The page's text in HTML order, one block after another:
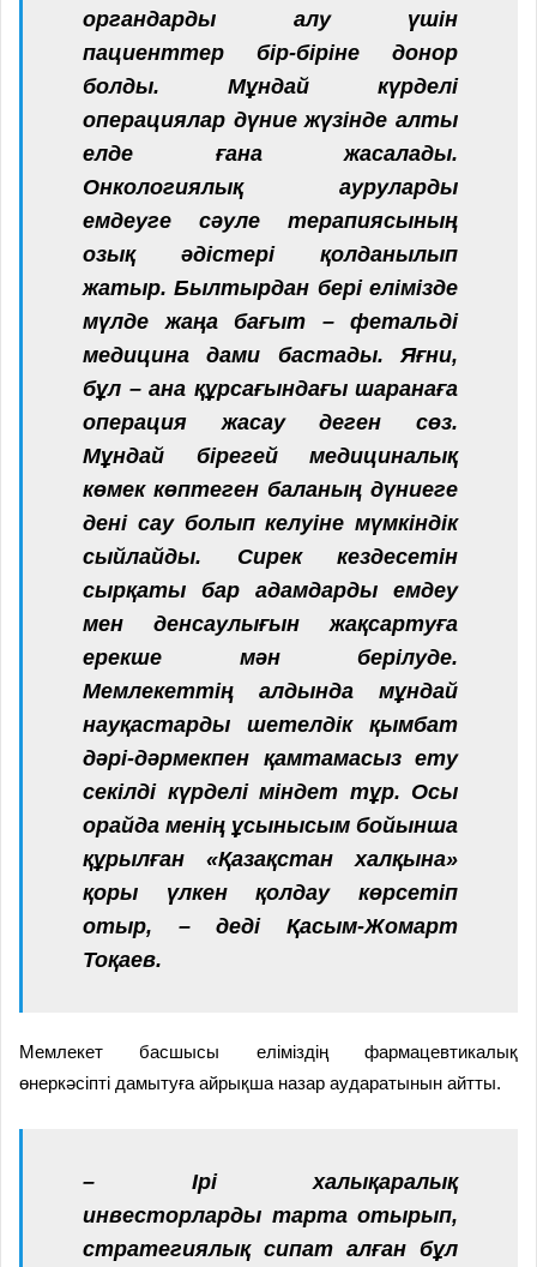
органдарды алу үшін
пациенттер бір-біріне донор
болды. Мұндай күрделі
операциялар дүние жүзінде алты
елде ғана жасалады.
Онкологиялық ауруларды
емдеуге сәуле терапиясының
озық әдістері қолданылып
жатыр. Былтырдан бері елімізде
мүлде жаңа бағыт – фетальді
медицина дами бастады. Яғни,
бұл – ана құрсағындағы шаранаға
операция жасау деген сөз.
Мұндай бірегей медициналық
көмек көптеген баланың дүниеге
дені сау болып келуіне мүмкіндік
сыйлайды. Сирек кездесетін
сырқаты бар адамдарды емдеу
мен денсаулығын жақсартуға
ерекше мән берілуде.
Мемлекеттің алдында мұндай
науқастарды шетелдік қымбат
дәрі-дәрмекпен қамтамасыз ету
секілді күрделі міндет тұр. Осы
орайда менің ұсынысым бойынша
құрылған «Қазақстан халқына»
қоры үлкен қолдау көрсетіп
отыр, – деді Қасым-Жомарт
Тоқаев.
Мемлекет басшысы еліміздің фармацевтикалық
өнеркәсіпті дамытуға айрықша назар аударатынын айтты.
– Ірі халықаралық
инвесторларды тарта отырып,
стратегиялық сипат алған бұл